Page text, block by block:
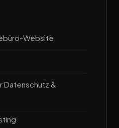
Website
Datenschutz &